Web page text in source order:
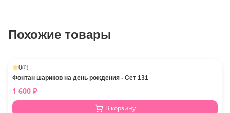
Похожие товары
0(0)
Фонтан шариков на день рождения - Сет 131
1 600 ₽
В корзину